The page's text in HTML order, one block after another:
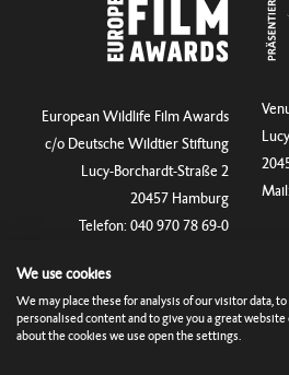
European Wildlife Film Awards
c/o Deutsche Wildtier Stiftung
Lucy-Borchardt-Straße 2
20457 Hamburg
Telefon: 040 970 78 69-0
Mail:
Regularien Impressum Cookies
Presse
We use cookies
We may place these for analysis of our visitor data,
personalised content and to give you a great
about the cookies we use open the settings.